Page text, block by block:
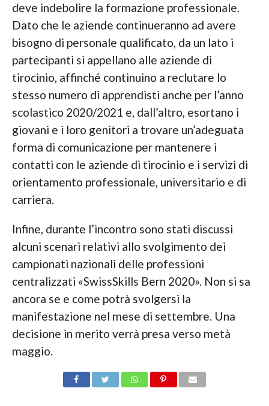
deve indebolire la formazione professionale.
Dato che le aziende continueranno ad avere
bisogno di personale qualificato, da un lato i
partecipanti si appellano alle aziende di
tirocinio, affinché continuino a reclutare lo
stesso numero di apprendisti anche per l’anno
scolastico 2020/2021 e, dall’altro, esortano i
giovani e i loro genitori a trovare un’adeguata
forma di comunicazione per mantenere i
contatti con le aziende di tirocinio e i servizi di
orientamento professionale, universitario e di
carriera.
Infine, durante l’incontro sono stati discussi
alcuni scenari relativi allo svolgimento dei
campionati nazionali delle professioni
centralizzati «SwissSkills Bern 2020». Non si sa
ancora se e come potrà svolgersi la
manifestazione nel mese di settembre. Una
decisione in merito verrà presa verso metà
maggio.